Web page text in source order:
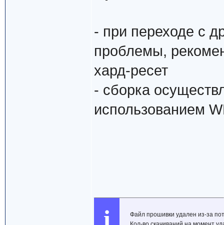
- при переходе с
проблемы,
хард-ресет
- сборка
использованием
i
Файл прошивки удален из-за